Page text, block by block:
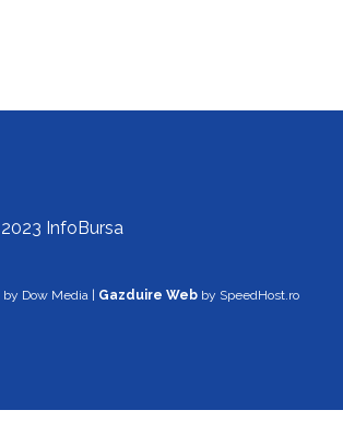
InfoBursa
by Dow Media | Gazduire Web by SpeedHost.ro